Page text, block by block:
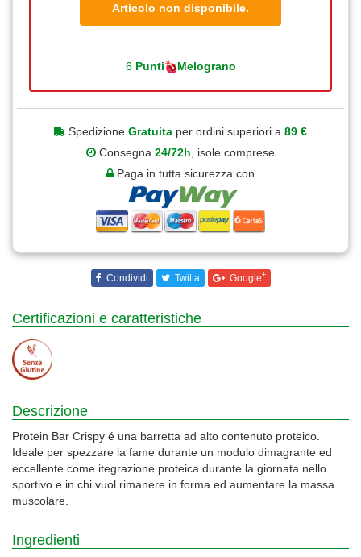
Articolo non disponibile.
6 Punti Melograno
Spedizione Gratuita per ordini superiori a 89 €
Consegna 24/72h , isole comprese
Paga in tutta sicurezza con
Condividi Twitta Google+
Certificazioni e caratteristiche
Descrizione
Protein Bar Crispy é una barretta ad alto contenuto proteico.
Ideale per spezzare la fame durante un modulo dimagrante ed
eccellente come itegrazione proteica durante la giornata nello
sportivo e in chi vuol rimanere in forma ed aumentare la massa
muscolare.
Ingredienti